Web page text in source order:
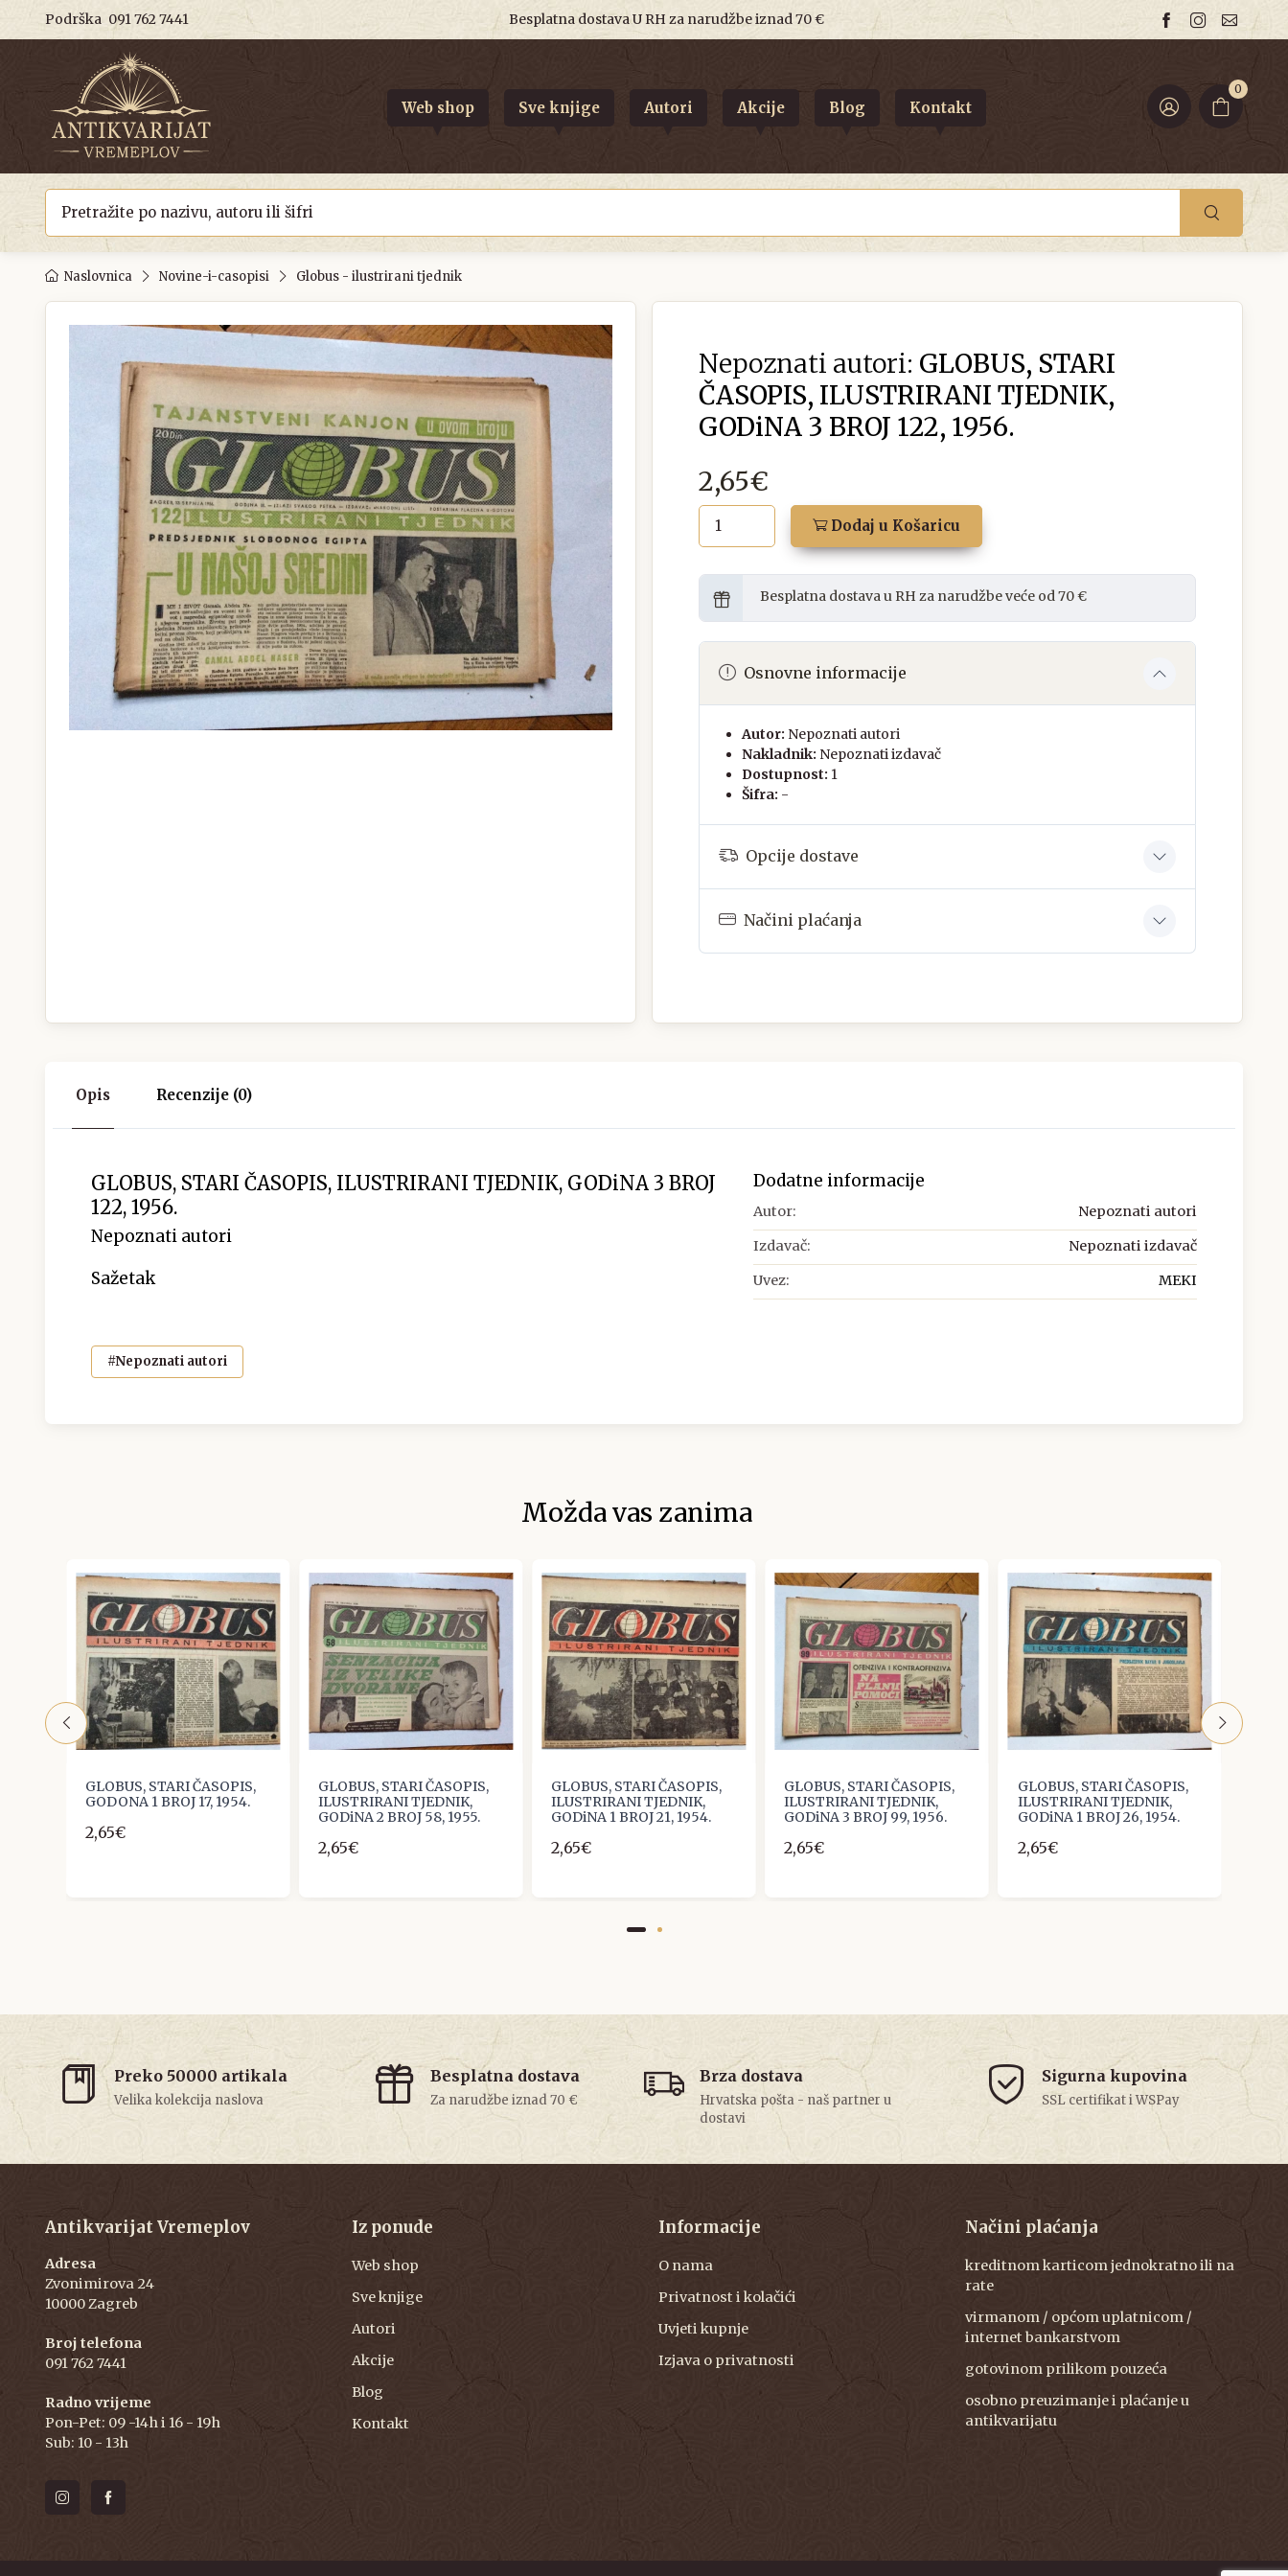
Podrška 091 762 7441 Besplatna dostava U RH za narudžbe iznad 70 €
0
Web shop Sve knjige Autori Akcije Blog Kontakt
Naslovnica Novine-i-casopisi Globus - ilustrirani tjednik
Nepoznati autori: GLOBUS, STARI
ČASOPIS, ILUSTRIRANI TJEDNIK,
GODiNA 3 BROJ 122, 1956.
2,65€
Dodaj u Košaricu
Besplatna dostava u RH za narudžbe veće od 70 €
Osnovne informacije
Autor: Nepoznati autori
Nakladnik: Nepoznati izdavač
Dostupnost: 1
Šifra: -
Opcije dostave
Načini plaćanja
Opis Recenzije (0)
GLOBUS, STARI ČASOPIS, ILUSTRIRANI TJEDNIK, GODiNA 3 BROJ
122, 1956.
Nepoznati autori
Sažetak
#Nepoznati autori
Dodatne informacije
Autor: Nepoznati autori
Izdavač: Nepoznati izdavač
Uvez: MEKI
Možda vas zanima
GLOBUS, STARI ČASOPIS,
GODONA 1 BROJ 17, 1954.
2,65€
GLOBUS, STARI ČASOPIS,
ILUSTRIRANI TJEDNIK,
GODiNA 2 BROJ 58, 1955.
2,65€
GLOBUS, STARI ČASOPIS,
ILUSTRIRANI TJEDNIK,
GODiNA 1 BROJ 21, 1954.
2,65€
GLOBUS, STARI ČASOPIS,
ILUSTRIRANI TJEDNIK,
GODiNA 3 BROJ 99, 1956.
2,65€
GLOBUS, STARI ČASOPIS,
ILUSTRIRANI TJEDNIK,
GODiNA 1 BROJ 26, 1954.
2,65€
Preko 50000 artikala
Velika kolekcija naslova
Besplatna dostava
Za narudžbe iznad 70 €
Brza dostava
Hrvatska pošta - naš partner u
dostavi
Sigurna kupovina
SSL certifikat i WSPay
Antikvarijat Vremeplov
Adresa
Zvonimirova 24
10000 Zagreb
Broj telefona
091 762 7441
Radno vrijeme
Pon-Pet: 09 -14h i 16 - 19h
Sub: 10 - 13h
Iz ponude
Web shop
Sve knjige
Autori
Akcije
Blog
Kontakt
Informacije
O nama
Privatnost i kolačići
Uvjeti kupnje
Izjava o privatnosti
Načini plaćanja
kreditnom karticom jednokratno ili na
rate
virmanom / općom uplatnicom /
internet bankarstvom
gotovinom prilikom pouzeća
osobno preuzimanje i plaćanje u
antikvarijatu